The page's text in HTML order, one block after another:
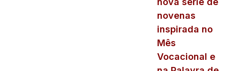
novenas
inspirada no
Mês
Vocacional e